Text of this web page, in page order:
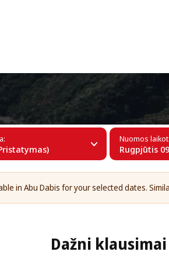
Nuomos
Rugpjūtis
in Abu Dabis for your selected dates.
Dažni klausimai